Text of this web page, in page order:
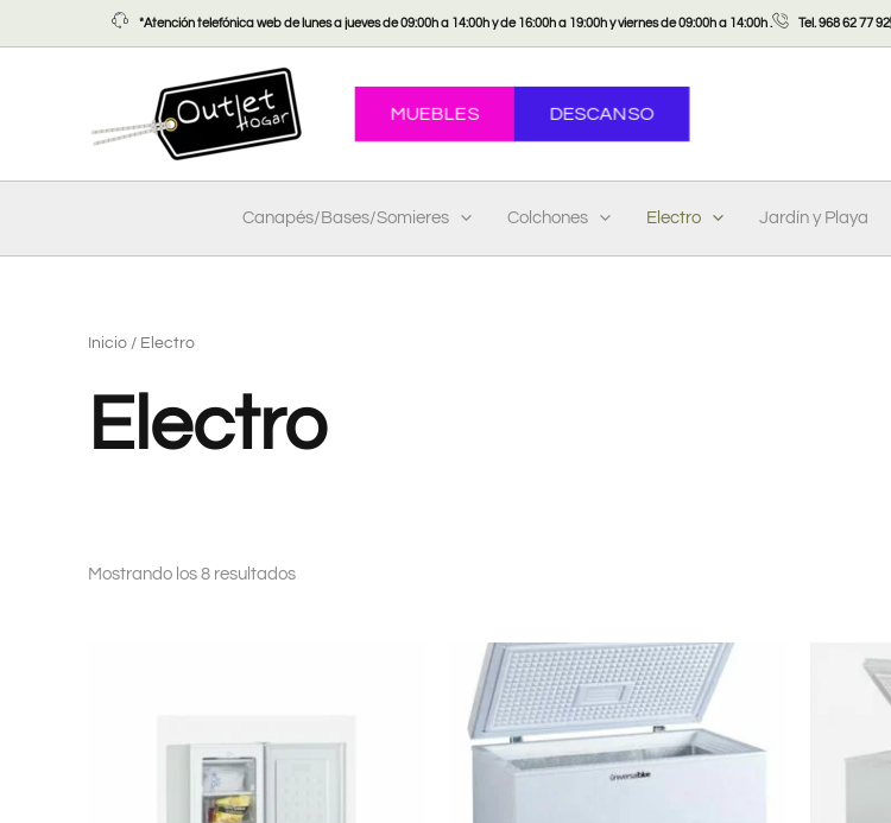
al
*Atención telefónica web de lunes a jueves de 09:00h a 14:00h y de 16:00h a 19:00h y viernes de 09:00h a 14:00h . Tel. 968 62 77 92
MUEBLES DESCANSO
Canapés/Bases/Somieres Colchones Electro Jardín y Playa
Inicio / Electro
Electro
Mostrando los 8 resultados